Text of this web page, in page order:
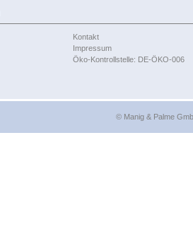
Kontakt
Impressum
Öko-Kontrollstelle: DE-ÖKO-006
© Manig & Palme